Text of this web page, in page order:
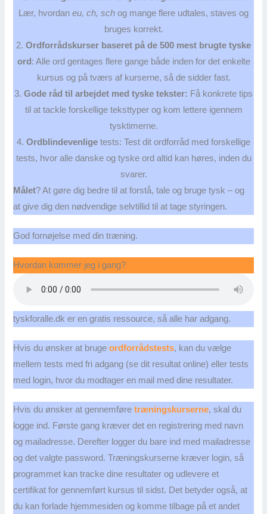
Lær, hvordan eu, ch, sch og mange flere udtales, staves og
bruges korrekt.
2. Ordforrådskurser baseret på de 500 mest brugte tyske
ord : Alle ord gentages flere gange både inden for det enkelte
kursus og på tværs af kurserne, så de sidder fast.
3. Gode råd til arbejdet med tyske tekster: Få konkrete tips
til at tackle forskellige teksttyper og kom lettere igennem
tysktimerne.
4. Ordblindevenlige tests: Test dit ordforråd med forskellige
tests, hvor alle danske og tyske ord altid kan høres, inden du
svarer.
Målet? At gøre dig bedre til at forstå, tale og bruge tysk – og
at give dig den nødvendige selvtillid til at tage styringen.
God fornøjelse med din træning.
Hvordan kommer jeg i gang?
tyskforalle.dk er en gratis ressource, så alle har adgang.
Hvis du ønsker at brugeordforrådstests, kan du vælge
mellem tests med fri adgang (se dit resultat online) eller tests
med login, hvor du modtager en mail med dine resultater.
Hvis du ønsker at gennemføretræningskurserne, skal du
logge ind. Første gang kræver det en registrering med navn
og mailadresse. Derefter logger du bare ind med mailadresse
og det valgte password. Træningskurserne kræver login, så
programmet kan tracke dine resultater og udlevere et
certifikat for gennemført kursus til sidst. Det betyder også, at
du kan forlade hjemmesiden og komme tilbage på et andet